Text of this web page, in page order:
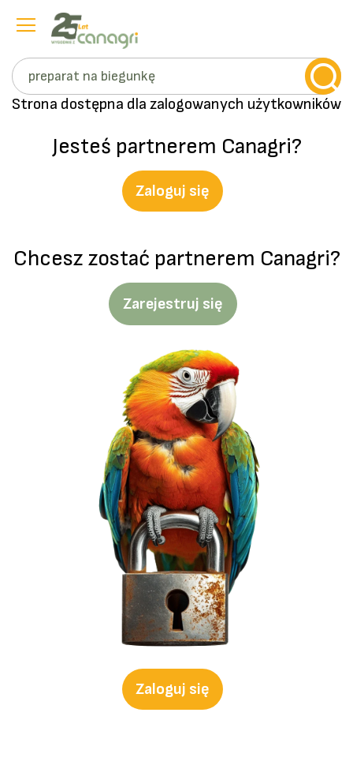
Szukaj
Przejdź
Strona dostępna dla zalogowanych użytkowników
Jesteś partnerem Canagri?
Zaloguj się
Chcesz zostać partnerem Canagri?
Zarejestruj się
Zaloguj się